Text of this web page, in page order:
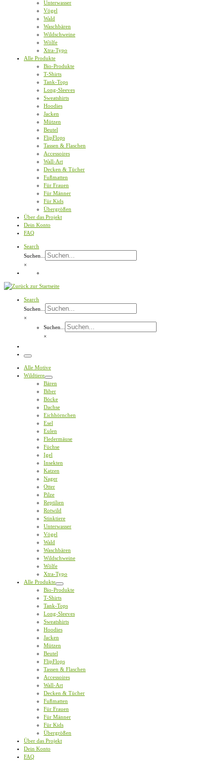
Unterwasser
Vögel
Wald
Waschbären
Wildschweine
Wölfe
Xtra-Typo
Alle Produkte
Bio-Produkte
T-Shirts
Tank-Tops
Long-Sleeves
Sweatshirts
Hoodies
Jacken
Mützen
Beutel
FlipFlops
Tassen & Flaschen
Accessoires
Wall-Art
Decken & Tücher
Fußmatten
Für Frauen
Für Männer
Für Kids
Übergrößen
Über das Projekt
Dein Konto
FAQ
Search
Suchen...
×
Search
Suchen...
×
Suchen...
×
Menü
Alle Motive
Wildtiere
Bären
Biber
Böcke
Dachse
Eichhörnchen
Esel
Eulen
Fledermäuse
Füchse
Igel
Insekten
Katzen
Nager
Otter
Pilze
Reptilien
Rotwild
Stinktiere
Unterwasser
Vögel
Wald
Waschbären
Wildschweine
Wölfe
Xtra-Typo
Alle Produkte
Bio-Produkte
T-Shirts
Tank-Tops
Long-Sleeves
Sweatshirts
Hoodies
Jacken
Mützen
Beutel
FlipFlops
Tassen & Flaschen
Accessoires
Wall-Art
Decken & Tücher
Fußmatten
Für Frauen
Für Männer
Für Kids
Übergrößen
Über das Projekt
Dein Konto
FAQ